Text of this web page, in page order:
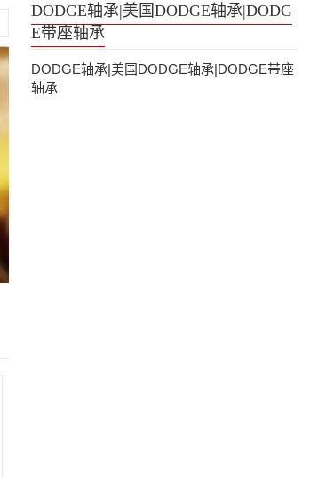
DODGE轴承|美国DODGE轴承|DODG
E带座轴承
DODGE轴承|美国DODGE轴承|DODGE带座
轴承